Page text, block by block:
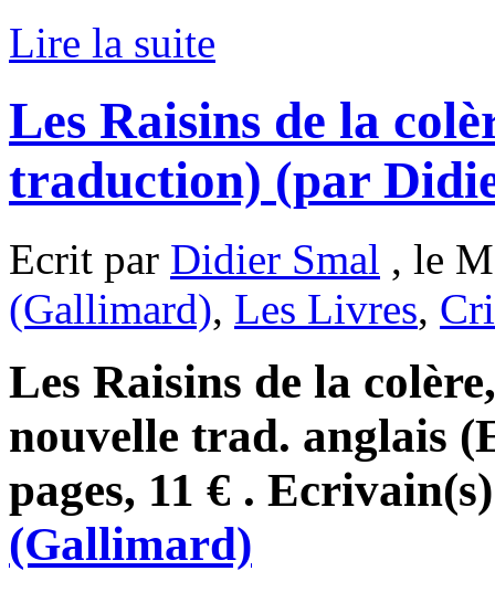
Lire la suite
Les Raisins de la
traduction) (par
Ecrit par Didier Smal , le
(Gallimard), Les Livres,
Les Raisins de la
nouvelle trad. anglais
pages, 11 € .
(Gallimard)